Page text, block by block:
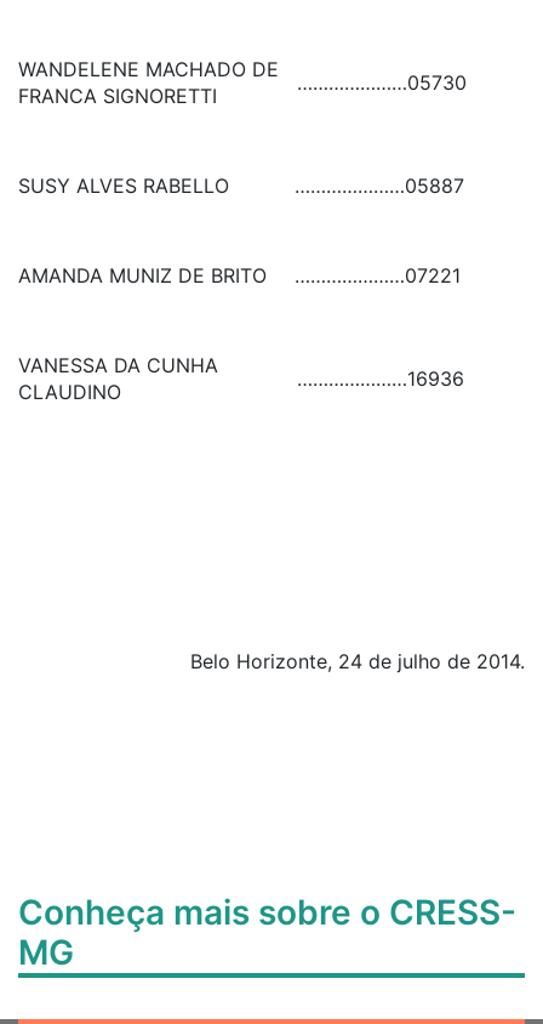
WANDELENE MACHADO DE
FRANCA SIGNORETTI
…………………05730
SUSY ALVES RABELLO …………………05887
AMANDA MUNIZ DE BRITO …………………07221
VANESSA DA CUNHA
CLAUDINO
…………………16936
Belo Horizonte, 24 de julho de 2014.
Conheça mais sobre o CRESS-
MG